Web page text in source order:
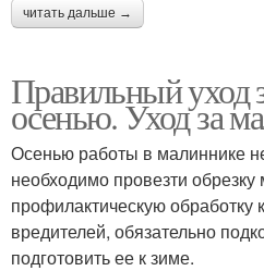
читать дальше →
Правильный уход
осенью. Уход за
Осенью работы в малиннике
необходимо провезти
профилактическую обработку
вредителей, обязательно
подготовить ее к зиме.